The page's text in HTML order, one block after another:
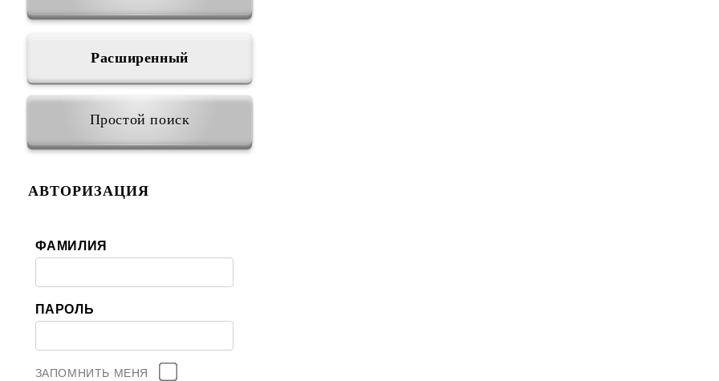
Расширенный
Простой поиск
АВТОРИЗАЦИЯ
ФАМИЛИЯ
ПАРОЛЬ
ЗАПОМНИТЬ МЕНЯ